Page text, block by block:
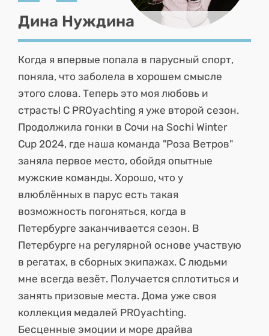
Дина Нуждина
Когда я впервые попала в парусный спорт,
поняла, что заболела в хорошем смысле
этого слова. Теперь это моя любовь и
страсть! С PROyachting я уже второй сезон.
Продолжила гонки в Сочи на Sochi Winter
Cup 2024, где наша команда "Роза Ветров"
заняла первое место, обойдя опытные
мужские команды. Хорошо, что у
влюблённых в парус есть такая
возможность погоняться, когда в
Петербурге заканчивается сезон. В
Петербурге на регулярной основе участвую
в регатах, в сборных экипажах. С людьми
мне всегда везёт. Получается сплотиться и
занять призовые места. Дома уже своя
коллекция медалей PROyachting.
Бесценные эмоции и море драйва